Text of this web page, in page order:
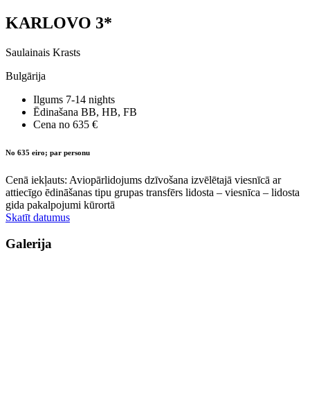
KARLOVO 3*
Saulainais Krasts
Bulgārija
Ilgums 7-14 nights
Ēdinašana BB, HB, FB
Cena no 635 €
No 635 eiro; par personu
Cenā iekļauts: Aviopārlidojums dzīvošana izvēlētajā viesnīcā ar
attiecīgo ēdināšanas tipu grupas transfērs lidosta – viesnīca – lidosta
gida pakalpojumi kūrortā
Skatīt datumus
Galerija